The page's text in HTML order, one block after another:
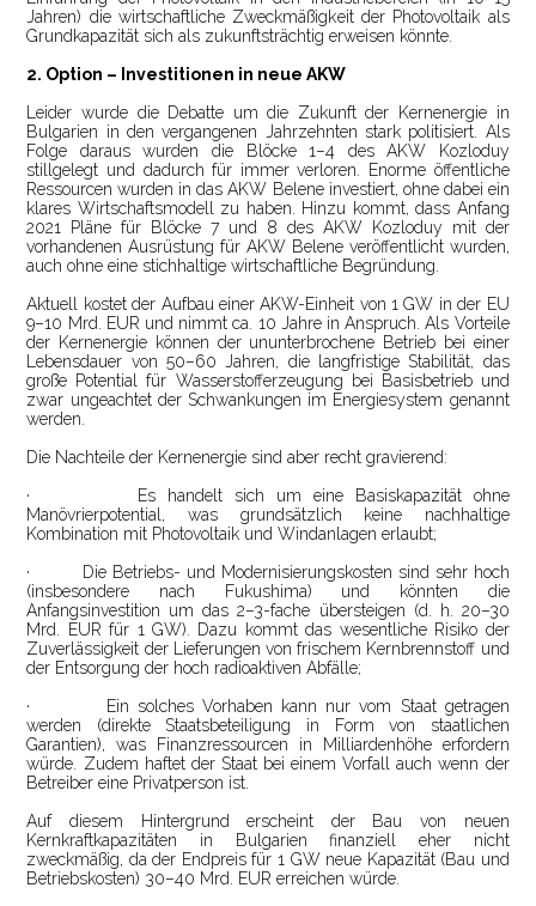
Jahren) die wirtschaftliche Zweckmäßigkeit der Photovoltaik als
Grundkapazität sich als zukunftsträchtig erweisen könnte.
2. Option – Investitionen in neue AKW
Leider wurde die Debatte um die Zukunft der Kernenergie in
Bulgarien in den vergangenen Jahrzehnten stark politisiert. Als
Folge daraus wurden die Blöcke 1–4 des AKW Kozloduy
stillgelegt und dadurch für immer verloren. Enorme öffentliche
Ressourcen wurden in das AKW Belene investiert, ohne dabei ein
klares Wirtschaftsmodell zu haben. Hinzu kommt, dass Anfang
2021 Pläne für Blöcke 7 und 8 des AKW Kozloduy mit der
vorhandenen Ausrüstung für AKW Belene veröffentlicht wurden,
auch ohne eine stichhaltige wirtschaftliche Begründung.
Aktuell kostet der Aufbau einer AKW-Einheit von 1 GW in der EU
9–10 Mrd. EUR und nimmt ca. 10 Jahre in Anspruch. Als Vorteile
der Kernenergie können der ununterbrochene Betrieb bei einer
Lebensdauer von 50–60 Jahren, die langfristige Stabilität, das
große Potential für Wasserstofferzeugung bei Basisbetrieb und
zwar ungeachtet der Schwankungen im Energiesystem genannt
werden.
Die Nachteile der Kernenergie sind aber recht gravierend:
· Es handelt sich um eine Basiskapazität ohne
Manövrierpotential, was grundsätzlich keine nachhaltige
Kombination mit Photovoltaik und Windanlagen erlaubt;
· Die Betriebs- und Modernisierungskosten sind sehr hoch
(insbesondere nach Fukushima) und könnten die
Anfangsinvestition um das 2–3-fache übersteigen (d. h. 20–30
Mrd. EUR für 1 GW). Dazu kommt das wesentliche Risiko der
Zuverlässigkeit der Lieferungen von frischem Kernbrennstoff und
der Entsorgung der hoch radioaktiven Abfälle;
· Ein solches Vorhaben kann nur vom Staat getragen
werden (direkte Staatsbeteiligung in Form von staatlichen
Garantien), was Finanzressourcen in Milliardenhöhe erfordern
würde. Zudem haftet der Staat bei einem Vorfall auch wenn der
Betreiber eine Privatperson ist.
Auf diesem Hintergrund erscheint der Bau von neuen
Kernkraftkapazitäten in Bulgarien finanziell eher nicht
zweckmäßig, da der Endpreis für 1 GW neue Kapazität (Bau und
Betriebskosten) 30–40 Mrd. EUR erreichen würde.